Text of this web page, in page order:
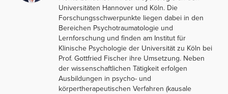
Universitäten Hannover und Köln. Die
Forschungsschwerpunkte liegen dabei in den
Bereichen Psychotraumatologie und
Lernforschung und finden am Institut für
Klinische Psychologie der Universität zu Köln bei
Prof. Gottfried Fischer ihre Umsetzung. Neben
der wissenschaftlichen Tätigkeit erfolgen
Ausbildungen in psycho- und
körpertherapeutischen Verfahren (kausale